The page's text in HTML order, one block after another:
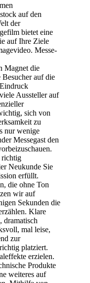
auf den
der
bietet eine
auf Ihre Ziele
Messe-
Magnet die
auf die
Aussteller auf
sich von
zu
nur wenige
Messegast den
richtig
Neukunde Sie
erfüllt.
die ohne Ton
wir auf
Sekunden die
Klare
dramatisch
mal leise,
zur
platziert.
erzielen.
Produkte
weiteres auf